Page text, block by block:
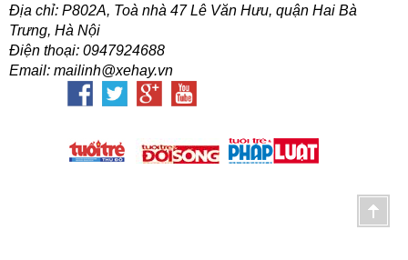
Địa chỉ: P802A, Toà nhà 47 Lê Văn Hưu, quận Hai Bà
Trưng, Hà Nội
Điện thoại: 0947924688
Email: mailinh@xehay.vn